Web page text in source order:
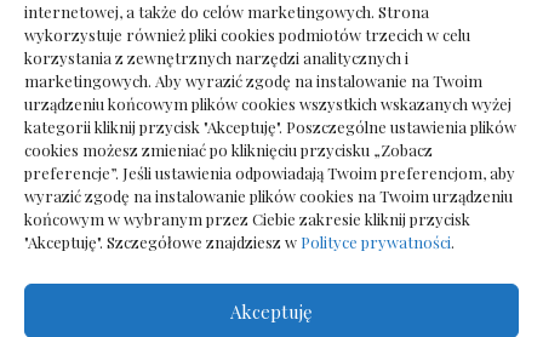
internetowej, a także do celów marketingowych. Strona
wykorzystuje również pliki cookies podmiotów trzecich w celu
korzystania z zewnętrznych narzędzi analitycznych i
marketingowych. Aby wyrazić zgodę na instalowanie na Twoim
urządzeniu końcowym plików cookies wszystkich wskazanych wyżej
kategorii kliknij przycisk "Akceptuję". Poszczególne ustawienia plików
cookies możesz zmieniać po kliknięciu przycisku „Zobacz
preferencje”. Jeśli ustawienia odpowiadają Twoim preferencjom, aby
wyrazić zgodę na instalowanie plików cookies na Twoim urządzeniu
końcowym w wybranym przez Ciebie zakresie kliknij przycisk
"Akceptuję". Szczegółowe znajdziesz w Polityce prywatności.
Akceptuję